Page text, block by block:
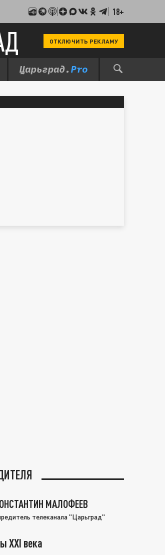
18+
ОТКЛЮЧИТЬ РЕКЛАМУ
МАЛОФЕЕВ
телеканала "Царьград"
XXI века